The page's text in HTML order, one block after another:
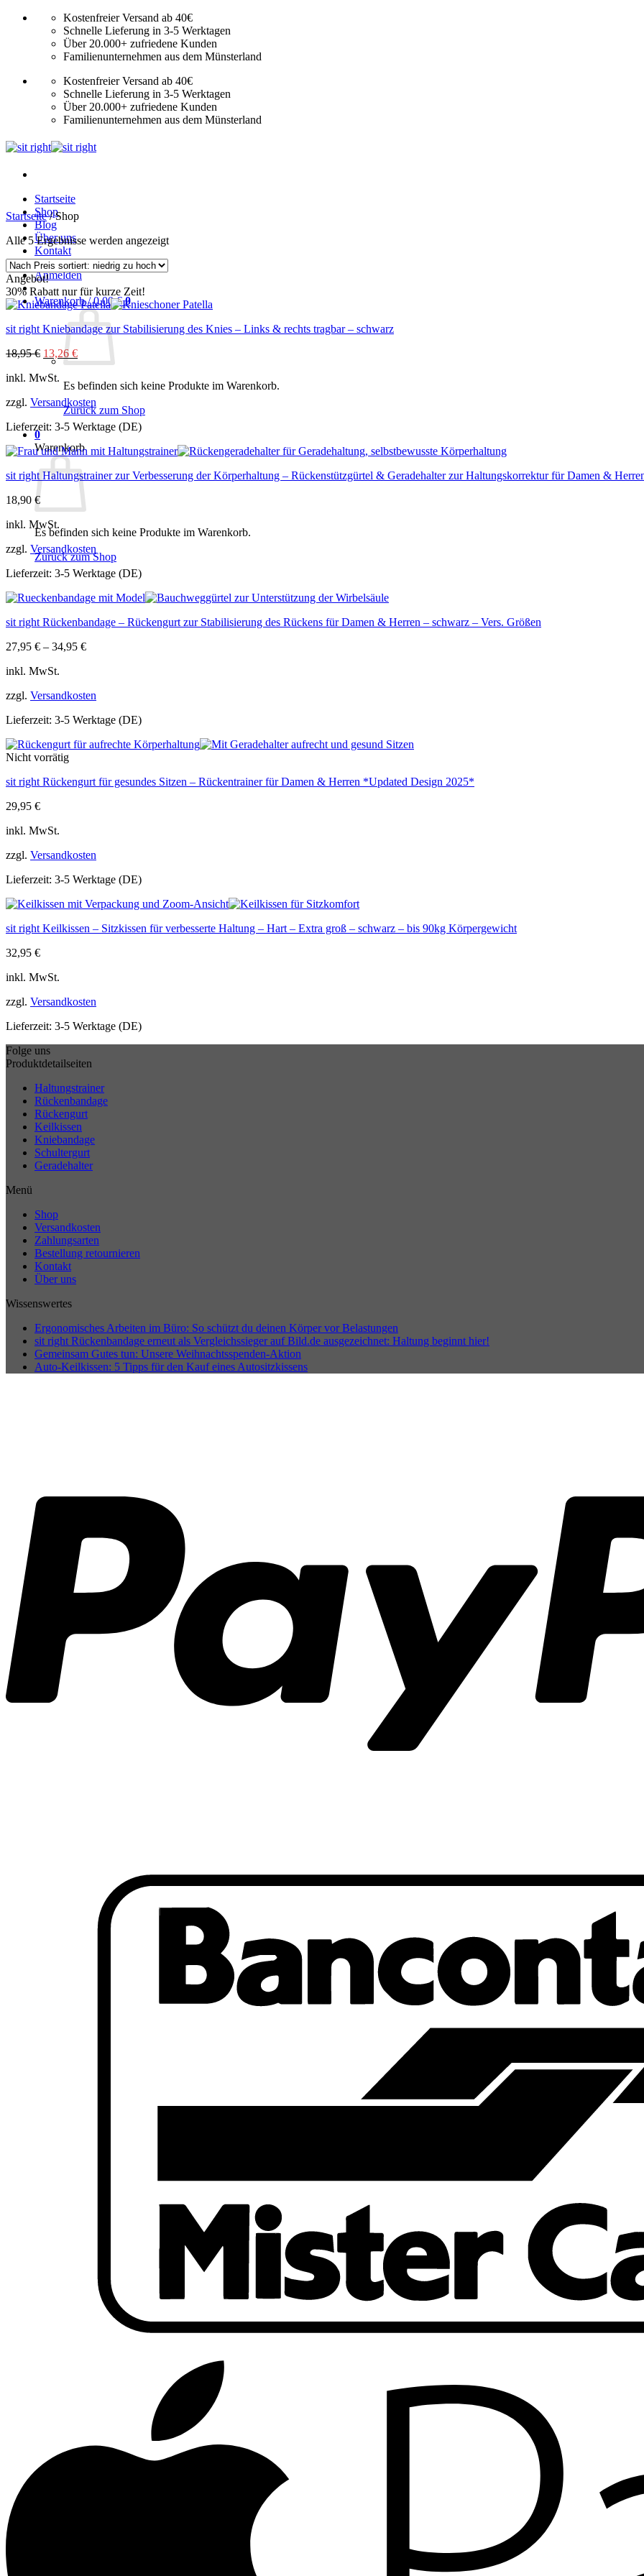
Zum
Kostenfreier Versand ab 40€
Schnelle Lieferung in 3-5 Werktagen
Über 20.000+ zufriedene Kunden
Familienunternehmen aus dem Münsterland
Kostenfreier Versand ab 40€
Schnelle Lieferung in 3-5 Werktagen
Über 20.000+ zufriedene Kunden
Familienunternehmen aus dem Münsterland
Startseite
Shop
Blog
Über uns
Kontakt
Anmelden
Warenkorb /0,00€ 0
Es befinden sich keine Produkte im Warenkorb.
Zurück zum Shop
0
Warenkorb
Es befinden sich keine Produkte im Warenkorb.
Zurück zum Shop
Startseite /Shop
Alle 5 Ergebnisse werden angezeigtNach
Angebot!
30% Rabatt nur für kurze Zeit!
sit right Kniebandage zur Stabilisierung des Knies – Links & rechts tragbar – schwarz
18,95€ Ursprünglicher
Preis
war:
18,95 €
13,26 €Aktueller
Preis
13,26 €.
inkl. MwSt.
zzgl. Versandkosten
Lieferzeit: 3-5 Werktage (DE)
sit right Haltungstrainer zur Verbesserung der Körperhaltung – Rückenstützgürtel & Geradehalter zur Haltungskorrektur für Damen &
18,90 €
inkl. MwSt.
zzgl. Versandkosten
Lieferzeit: 3-5 Werktage (DE)
sit right Rückenbandage – Rückengurt zur Stabilisierung des Rückens für Damen & Herren – schwarz – Vers. Größen
27,95 € – 34,95 €
inkl. MwSt.
zzgl. Versandkosten
Lieferzeit: 3-5 Werktage (DE)
Nicht vorrätig
sit right Rückengurt für gesundes Sitzen – Rückentrainer für Damen & Herren *Updated Design 2025*
29,95 €
inkl. MwSt.
zzgl. Versandkosten
Lieferzeit: 3-5 Werktage (DE)
sit right Keilkissen – Sitzkissen für verbesserte Haltung – Hart – Extra groß – schwarz – bis 90kg Körpergewicht
32,95 €
inkl. MwSt.
zzgl. Versandkosten
Lieferzeit: 3-5 Werktage (DE)
Folge uns
Produktdetailseiten
Haltungstrainer
Rückenbandage
Rückengurt
Keilkissen
Kniebandage
Schultergurt
Geradehalter
Menü
Shop
Versandkosten
Zahlungsarten
Bestellung retournieren
Kontakt
Über uns
Wissenswertes
Ergonomisches Arbeiten im Büro: So schützt du deinen Körper vor Belastungen
sit right Rückenbandage erneut als Vergleichssieger auf Bild.de ausgezeichnet: Haltung beginnt hier!
Gemeinsam Gutes tun: Unsere Weihnachtsspenden-Aktion
Auto-Keilkissen: 5 Tipps für den Kauf eines Autositzkissens